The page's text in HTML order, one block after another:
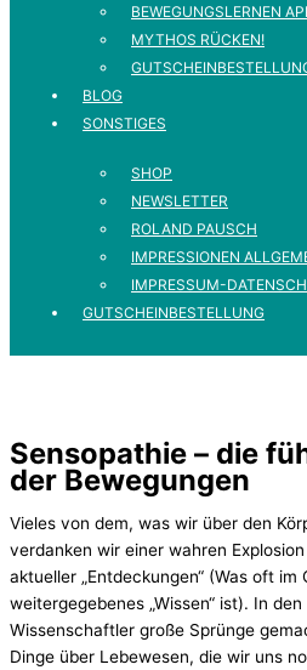
BEWEGUNGSLERNEN
MYTHOS RÜCKEN!
BLOG
SONSTIGES
SHOP
NEWSLETTER
ROLAND PAUSCH
IMPRESSIONEN
IMPRESSUM-
GUTSCHEINBESTELLUNG
Sensopathie – die
der Bewegungen
Vieles von dem, was wir über den
verdanken wir einer wahren Explosion
aktueller „Entdeckungen“ (Was oft im
weitergegebenes „Wissen“ ist). In
Wissenschaftler große Sprünge
Dinge über Lebewesen, die wir uns